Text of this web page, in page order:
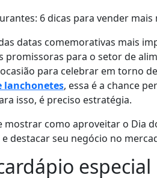
6 dicas para vender mais
datas comemorativas mais
promissoras para o setor de
para celebrar em torno
lanchonetes, essa é a chance
isso, é preciso estratégia.
mostrar como aproveitar o Dia
destacar seu negócio no